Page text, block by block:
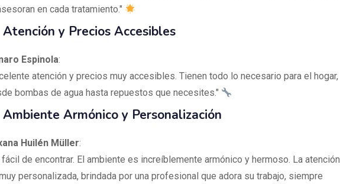
en cada tratamiento."
Atención y Precios Accesibles
Espinola:
atención y precios muy accesibles. Tienen todo lo necesario para el hogar,
bombas de agua hasta repuestos que necesites."
Ambiente Armónico y Personalización
Huilén Müller:
fácil de encontrar. El ambiente es increíblemente armónico y hermoso. La atención
personalizada, brindada por una profesional que adora su trabajo, siempre